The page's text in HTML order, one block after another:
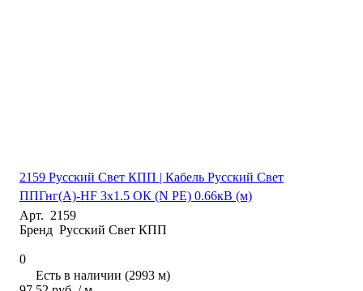
2159 Русский Свет КПП | Кабель Русский Свет
ППГнг(А)-HF 3х1.5 ОК (N PE) 0.66кВ (м)
Арт. 2159
Бренд Русский Свет КПП
0
Есть в наличии (2993 м)